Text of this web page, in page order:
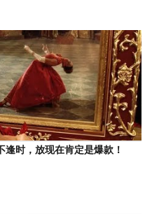
逢时，放现在肯定是爆款！